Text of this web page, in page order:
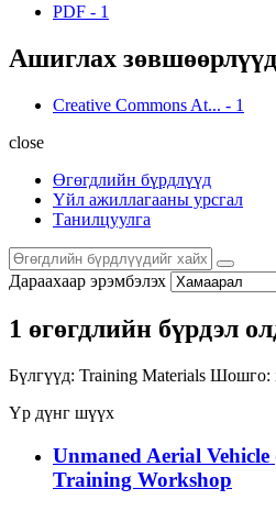
PDF - 1
Ашиглах зөвшөөрлүүд
Creative Commons At... - 1
close
Өгөгдлийн бүрдлүүд
Үйл ажиллагааны урсгал
Танилцуулга
Дараахаар эрэмбэлэх
1 өгөгдлийн бүрдэл
Бүлгүүд: Training Materials Шошго:
Үр дүнг шүүх
Unmaned Aerial Vehicle
Training Workshop